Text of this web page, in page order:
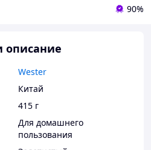
90%
описание
Wester
Китай
415 г
Для домашнего
пользования